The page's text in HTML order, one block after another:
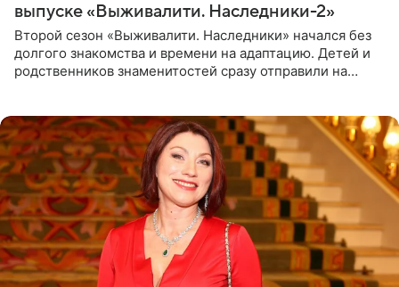
выпуске «Выживалити. Наследники-2»
Второй сезон «Выживалити. Наследники» начался без
долгого знакомства и времени на адаптацию. Детей и
родственников знаменитостей сразу отправили на